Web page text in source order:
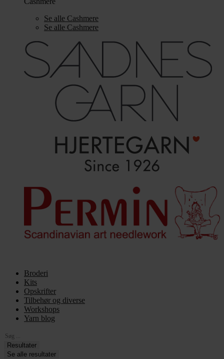
Se alle Cashmere
Se alle Cashmere
Broderi
Kits
Opskrifter
Tilbehør og diverse
Workshops
Yarn blog
Search
...Resultater
Se alle resultater